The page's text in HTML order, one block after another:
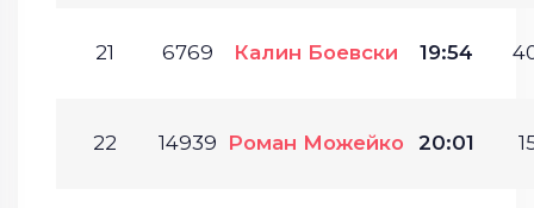
21 6769 Калин Боевски 19:54
22 14939 Роман Можейко 20:01